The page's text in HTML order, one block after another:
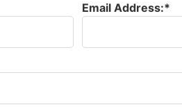
Email Address:*